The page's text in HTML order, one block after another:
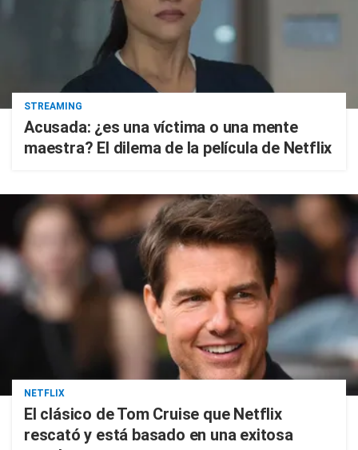
STREAMING
Acusada: ¿es una víctima o una mente
maestra? El dilema de la película de Netflix
NETFLIX
El clásico de Tom Cruise que Netflix
rescató y está basado en una exitosa